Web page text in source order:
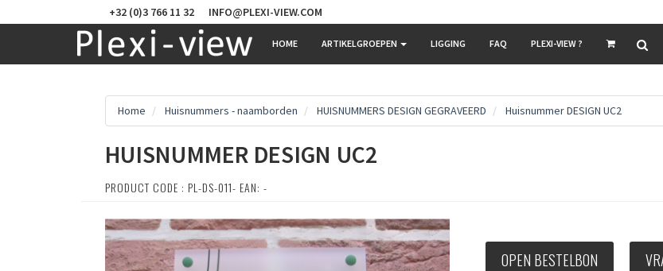
+32 (0)3 766 11 32 INFO@PLEXI-VIEW.COM
HOME ARTIKELGROEPEN LIGGING FAQ PLEXI-VIEW ?
Home Huisnummers - naamborden HUISNUMMERS DESIGN GEGRAVEERD Huisnummer DESIGN UC2
HUISNUMMER DESIGN UC2
PRODUCT CODE : PL-DS-011- EAN: -
OPEN BESTELBON